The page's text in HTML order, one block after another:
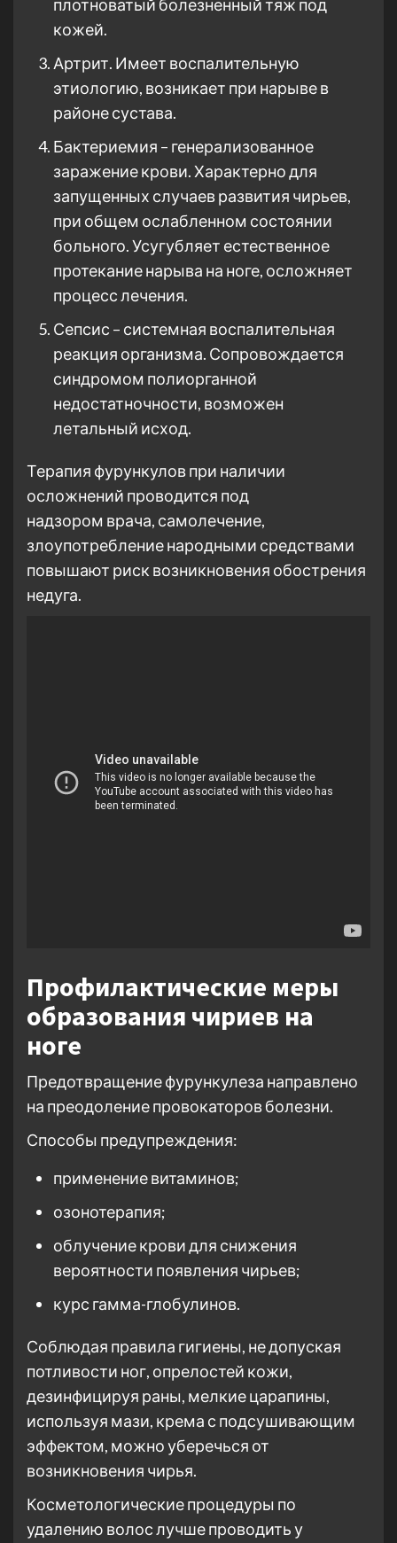
плотноватый болезненный тяж под
кожей.
Артрит. Имеет воспалительную
этиологию, возникает при нарыве в
районе сустава.
Бактериемия – генерализованное
заражение крови. Характерно для
запущенных случаев развития чирьев,
при общем ослабленном состоянии
больного. Усугубляет естественное
протекание нарыва на ноге, осложняет
процесс лечения.
Сепсис – системная воспалительная
реакция организма. Сопровождается
синдромом полиорганной
недостатночности, возможен
летальный исход.
Терапия фурункулов при наличии
осложнений проводится под
надзором врача, самолечение,
злоупотребление народными средствами
повышают риск возникновения обострения
недуга.
Профилактические меры
образования чириев на
ноге
Предотвращение фурункулеза направлено
на преодоление провокаторов болезни.
Способы предупреждения:
применение витаминов;
озонотерапия;
облучение крови для снижения
вероятности появления чирьев;
курс гамма-глобулинов.
Соблюдая правила гигиены, не допуская
потливости ног, опрелостей кожи,
дезинфицируя раны, мелкие царапины,
используя мази, крема с подсушивающим
эффектом, можно уберечься от
возникновения чирья.
Косметологические процедуры по
удалению волос лучше проводить у